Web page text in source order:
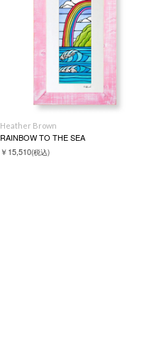
Heather Brown
RAINBOW TO THE SEA
￥15,510(税込)